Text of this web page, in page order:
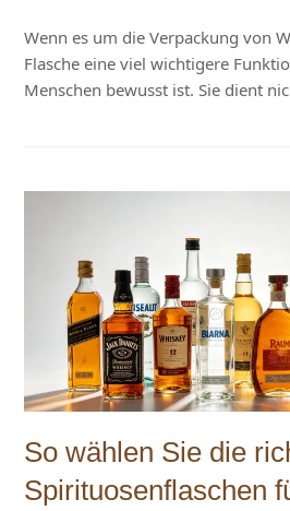
Wenn es um die Verpackung von
Flasche eine viel wichtigere
Menschen bewusst ist. Sie dient
So wählen Sie die
Spirituosenflaschen